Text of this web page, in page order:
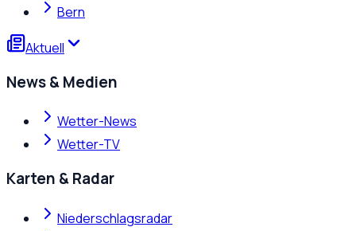
Bern
Aktuell
News & Medien
Wetter-News
Wetter-TV
Karten & Radar
Niederschlagsradar